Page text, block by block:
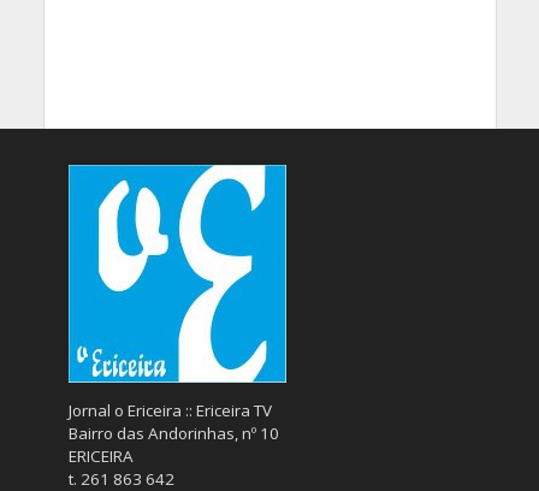
Jornal o Ericeira :: Ericeira TV
Bairro das Andorinhas, nº 10
ERICEIRA
t. 261 863 642